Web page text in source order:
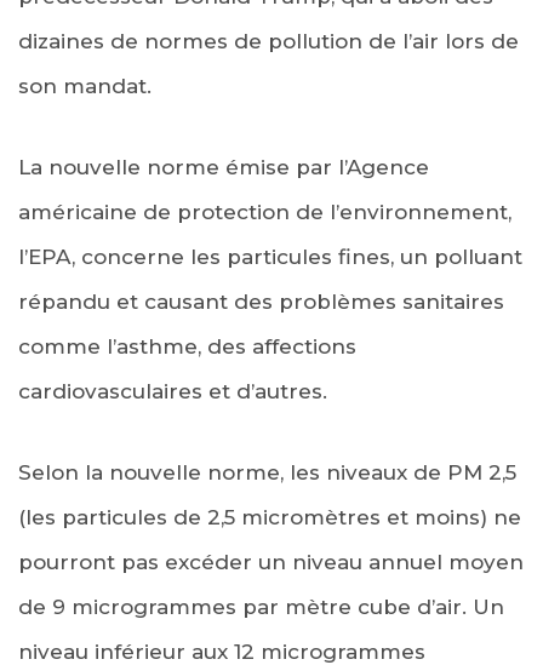
dizaines de normes de pollution de l’air lors de
son mandat.
La nouvelle norme émise par l’Agence
américaine de protection de l’environnement,
l’EPA, concerne les particules fines, un polluant
répandu et causant des problèmes sanitaires
comme l’asthme, des affections
cardiovasculaires et d’autres.
Selon la nouvelle norme, les niveaux de PM 2,5
(les particules de 2,5 micromètres et moins) ne
pourront pas excéder un niveau annuel moyen
de 9 microgrammes par mètre cube d’air. Un
niveau inférieur aux 12 microgrammes